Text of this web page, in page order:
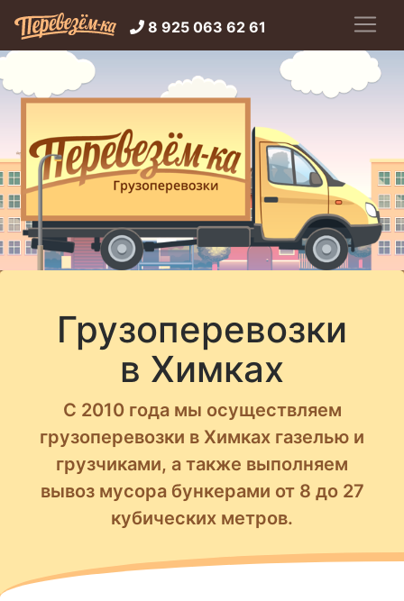
8 925 063 62 61
Грузоперевозки
в Химках
С 2010 года мы осуществляем
грузоперевозки в Химках газелью и
грузчиками, а также выполняем
вывоз мусора бункерами от 8 до 27
кубических метров.